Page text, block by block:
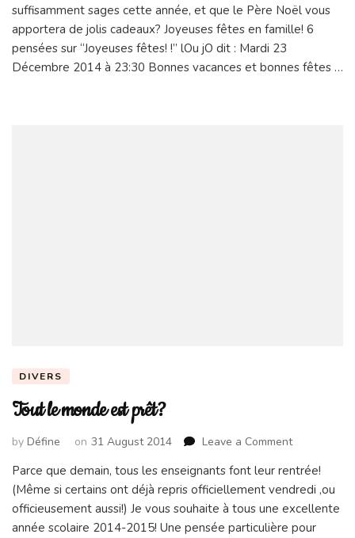
suffisamment sages cette année, et que le Père Noël vous
apportera de jolis cadeaux? Joyeuses fêtes en famille! 6
pensées sur “Joyeuses fêtes! !” lOu jO dit : Mardi 23
Décembre 2014 à 23:30 Bonnes vacances et bonnes fêtes …
DIVERS
Tout le monde est prêt?
by Défine on 31 August 2014 Leave a Commenton
le
monde
est
prêt?
Parce que demain, tous les enseignants font leur rentrée!
(Même si certains ont déjà repris officiellement vendredi ,ou
officieusement aussi!) Je vous souhaite à tous une excellente
année scolaire 2014-2015! Une pensée particulière pour